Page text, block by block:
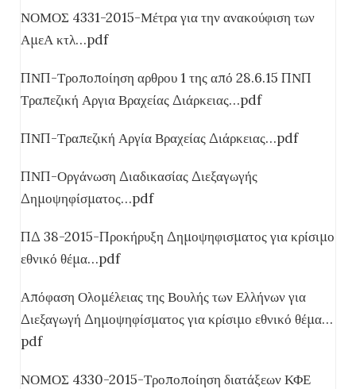
ΝΟΜΟΣ 4331-2015-Μέτρα για την ανακούφιση των
ΑμεΑ κτλ…pdf
ΠΝΠ-Τροποποίηση αρθρου 1 της από 28.6.15 ΠΝΠ
Τραπεζική Αργια Βραχείας Διάρκειας…pdf
ΠΝΠ-Τραπεζική Αργία Βραχείας Διάρκειας…pdf
ΠΝΠ-Οργάνωση Διαδικασίας Διεξαγωγής
Δημοψηφίσματος…pdf
ΠΔ 38-2015-Προκήρυξη Δημοψηφισματος για κρίσιμο
εθνικό θέμα…pdf
Απόφαση Ολομέλειας της Βουλής των Ελλήνων για
Διεξαγωγή Δημοψηφίσματος για κρίσιμο εθνικό θέμα…
pdf
ΝΟΜΟΣ 4330-2015-Τροποποίηση διατάξεων ΚΦΕ